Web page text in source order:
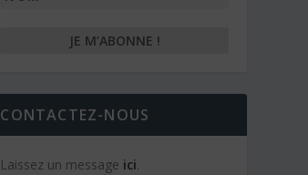
CONTACTEZ-NOUS
Laissez un message ici.